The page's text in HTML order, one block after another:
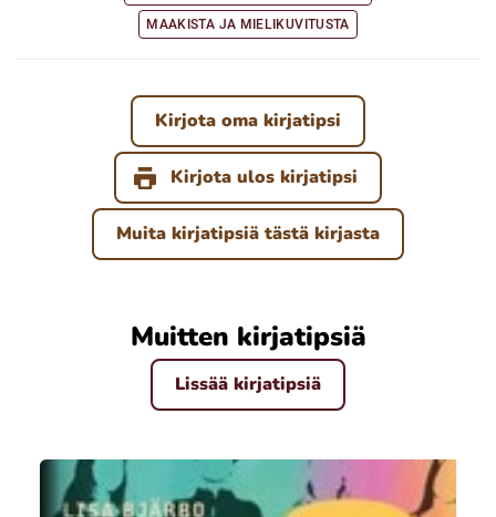
MAAKISTA JA MIELIKUVITUSTA
Kirjota oma kirjatipsi
Kirjota ulos kirjatipsi
Muita kirjatipsiä tästä kirjasta
Muitten kirjatipsiä
Lissää kirjatipsiä